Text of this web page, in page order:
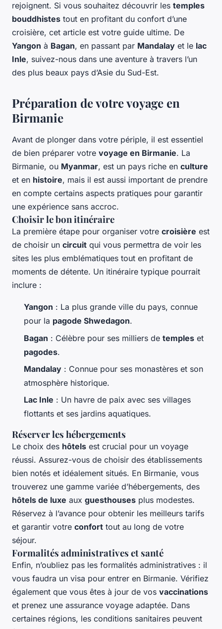
rejoignent. Si vous souhaitez découvrir les temples
bouddhistes tout en profitant du confort d’une
croisière, cet article est votre guide ultime. De
Yangon à Bagan, en passant par Mandalay et le lac
Inle, suivez-nous dans une aventure à travers l’un
des plus beaux pays d’Asie du Sud-Est.
Préparation de votre voyage en
Birmanie
Avant de plonger dans votre périple, il est essentiel
de bien préparer votre voyage en Birmanie. La
Birmanie, ou Myanmar, est un pays riche en culture
et en histoire, mais il est aussi important de prendre
en compte certains aspects pratiques pour garantir
une expérience sans accroc.
Choisir le bon itinéraire
La première étape pour organiser votre croisière est
de choisir un circuit qui vous permettra de voir les
sites les plus emblématiques tout en profitant de
moments de détente. Un itinéraire typique pourrait
inclure :
Yangon : La plus grande ville du pays, connue
pour la pagode Shwedagon.
Bagan : Célèbre pour ses milliers de temples et
pagodes.
Mandalay : Connue pour ses monastères et son
atmosphère historique.
Lac Inle : Un havre de paix avec ses villages
flottants et ses jardins aquatiques.
Réserver les hébergements
Le choix des hôtels est crucial pour un voyage
réussi. Assurez-vous de choisir des établissements
bien notés et idéalement situés. En Birmanie, vous
trouverez une gamme variée d’hébergements, des
hôtels de luxe aux guesthouses plus modestes.
Réservez à l’avance pour obtenir les meilleurs tarifs
et garantir votre confort tout au long de votre
séjour.
Formalités administratives et santé
Enfin, n’oubliez pas les formalités administratives : il
vous faudra un visa pour entrer en Birmanie. Vérifiez
également que vous êtes à jour de vos vaccinations
et prenez une assurance voyage adaptée. Dans
certaines régions, les conditions sanitaires peuvent